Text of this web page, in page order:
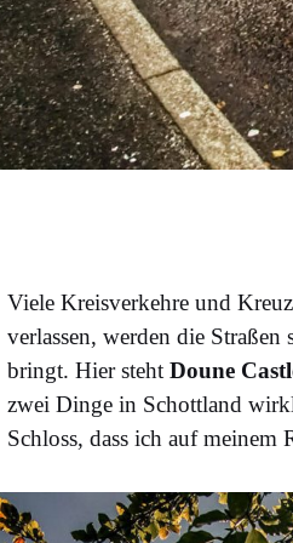
Viele Kreisverkehre und
verlassen, werden die
bringt. Hier steht Doune
zwei Dinge in Schottland
Schloss, dass ich auf meinem